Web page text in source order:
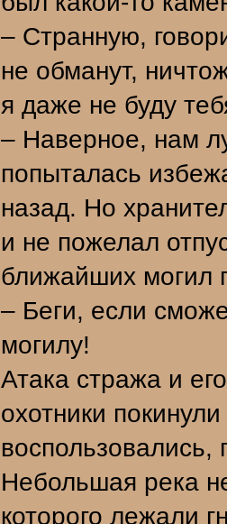
– Странную,
не обманут,
я даже не буду
– Наверное, нам
попыталась
назад. Но
и не пожелал
ближайших могил
– Беги, если
могилу!
Атака стража и
охотники
Небольшая река
которого лежали